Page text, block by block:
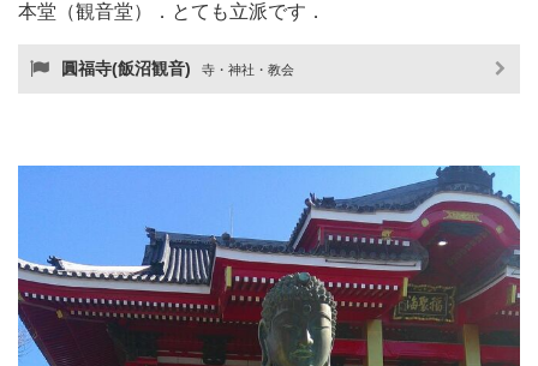
本堂（観音堂）．とても立派です．
圓福寺(飯沼観音) 寺・神社・教会